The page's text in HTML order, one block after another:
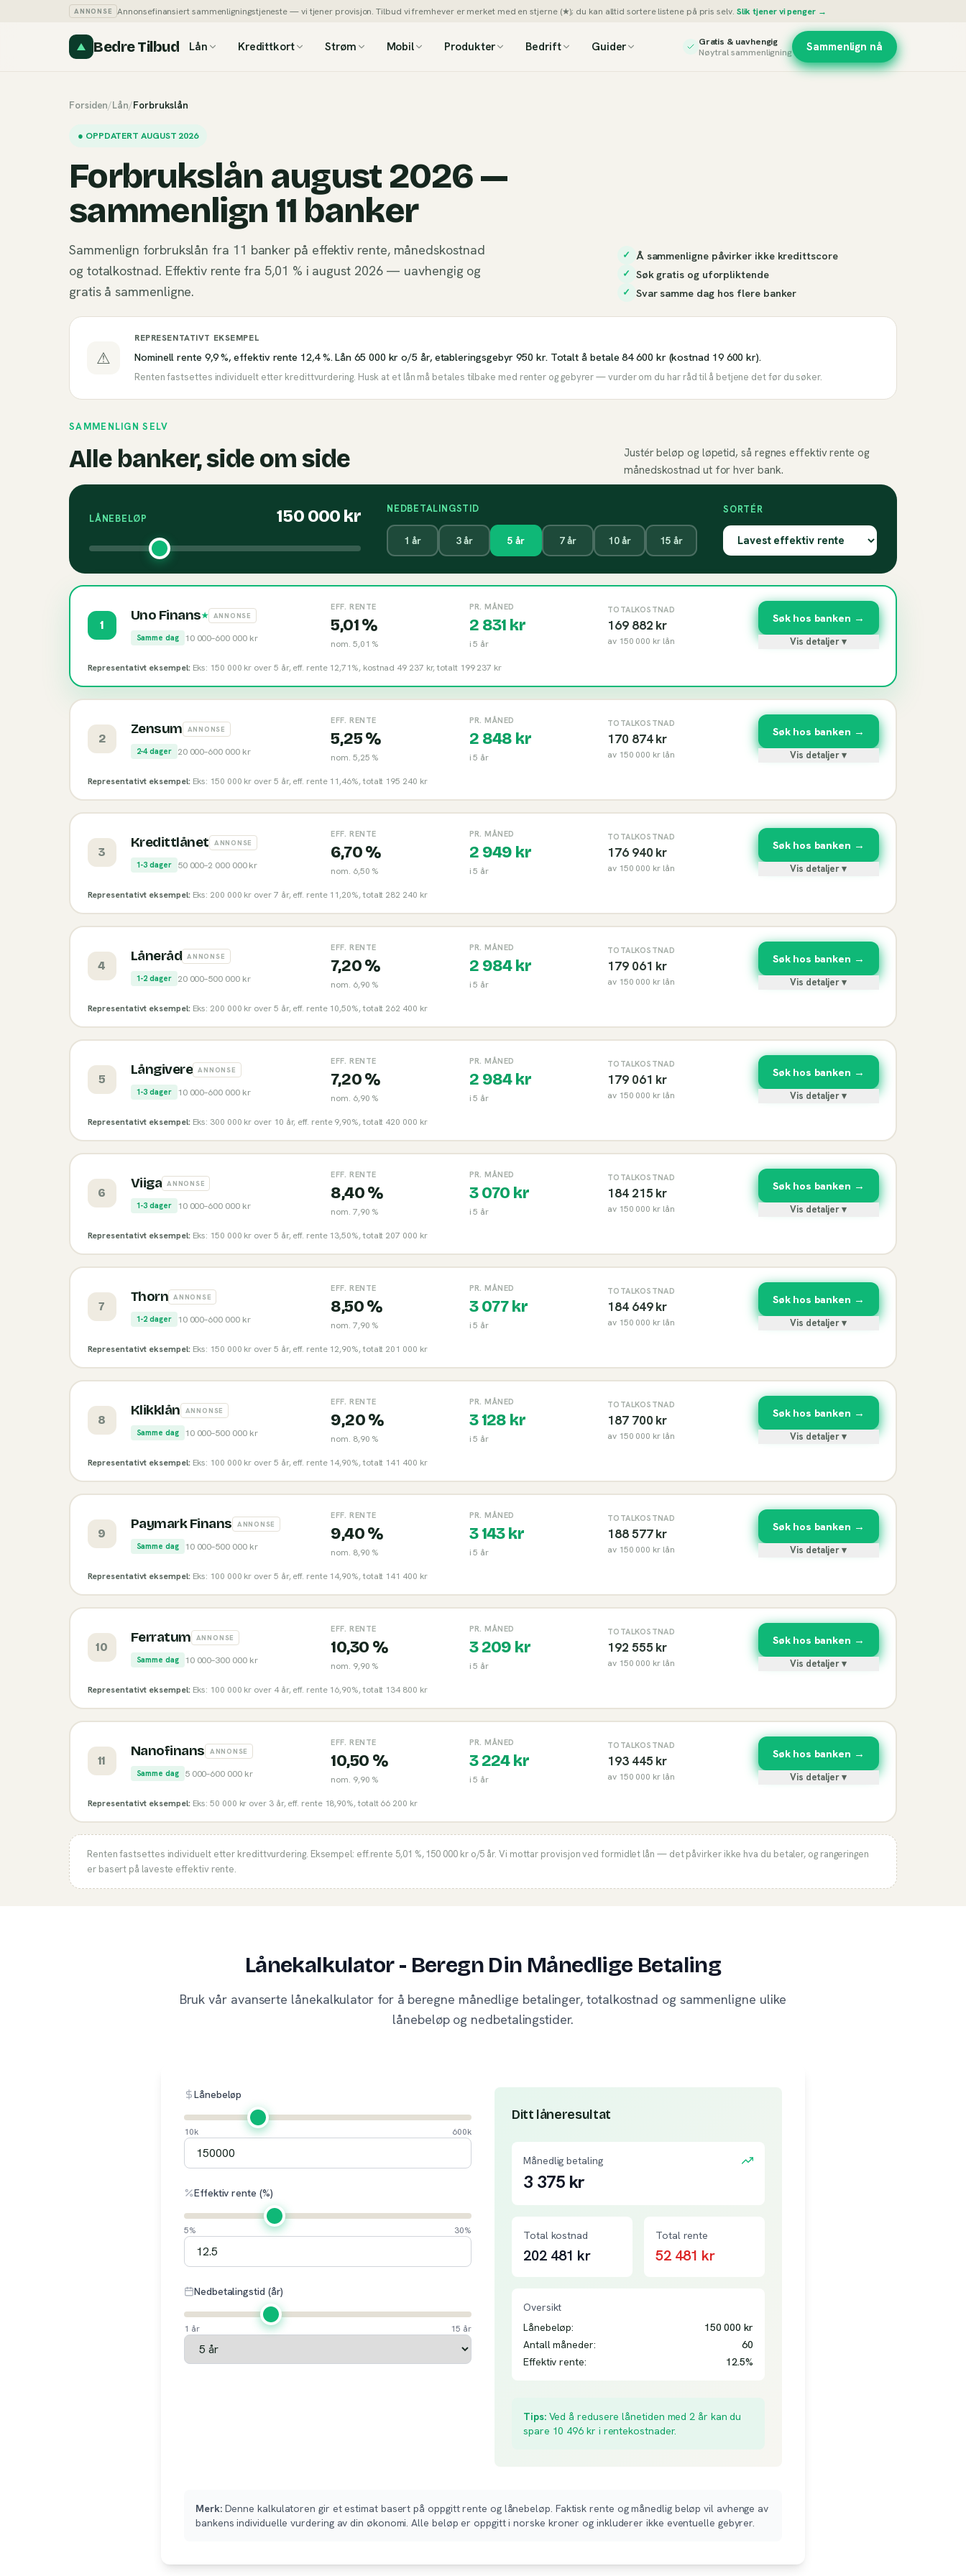
ANNONSE Annonsefinansiert sammenligningstjeneste — vi tjener provisjon. Tilbud vi fremhever er merket med en stjerne (★); du kan alltid sortere listene på pris selv. Slik tjener vi penger →
Bedre Tilbud Lån Kredittkort Strøm Mobil Produkter Bedrift Guider
Gratis & uavhengig
Nøytral sammenligning
Sammenlign nå
Forsiden/Lån/Forbrukslån
● OPPDATERT AUGUST 2026
Forbrukslån august 2026 —
sammenlign 11 banker
Sammenlign forbrukslån fra 11 banker på effektiv rente, månedskostnad
og totalkostnad. Effektiv rente fra 5,01 % i august 2026 — uavhengig og
gratis å sammenligne.
✓ Å sammenligne påvirker ikke kredittscore
✓ Søk gratis og uforpliktende
✓ Svar samme dag hos flere banker
⚠
REPRESENTATIVT EKSEMPEL
Nominell rente 9,9 %, effektiv rente 12,4 %. Lån 65 000 kr o/5 år, etableringsgebyr 950 kr. Totalt å betale 84 600 kr (kostnad 19 600 kr).
Renten fastsettes individuelt etter kredittvurdering. Husk at et lån må betales tilbake med renter og gebyrer — vurder om du har råd til å betjene det før du søker.
SAMMENLIGN SELV
Alle banker, side om side
Justér beløp og løpetid, så regnes effektiv rente og
månedskostnad ut for hver bank.
LÅNEBELØP 150 000 kr NEDBETALINGSTID
1 år 3år 5 år 7år 10år 15 år
SORTÉR
1
Uno Finans★ ANNONSE
Samme dag 10 000–600 000kr
EFF. RENTE
5,01 %
nom. 5,01 %
PR. MÅNED
2 831 kr
i5 år
TOTALKOSTNAD
169 882 kr
av 150 000 kr lån
Søk hos banken →
Vis detaljer ▾
Representativt eksempel: Eks: 150 000 kr over 5 år, eff. rente 12,71%, kostnad 49 237 kr, totalt 199 237 kr
2
Zensum ANNONSE
2-4 dager 20 000–600 000kr
EFF. RENTE
5,25 %
nom. 5,25 %
PR. MÅNED
2 848 kr
i5 år
TOTALKOSTNAD
170 874kr
av 150 000 kr lån
Søk hos banken →
Vis detaljer ▾
Representativt eksempel: Eks: 150 000 kr over 5 år, eff. rente 11,46%, totalt 195 240 kr
3
Kredittlånet ANNONSE
1-3 dager 50 000–2 000 000kr
EFF. RENTE
6,70 %
nom. 6,50 %
PR. MÅNED
2 949 kr
i5 år
TOTALKOSTNAD
176 940 kr
av 150 000 kr lån
Søk hos banken →
Vis detaljer ▾
Representativt eksempel: Eks: 200 000 kr over 7 år, eff. rente 11,20%, totalt 282 240 kr
4
Låneråd ANNONSE
1-2 dager 20 000–500 000kr
EFF. RENTE
7,20 %
nom. 6,90 %
PR. MÅNED
2 984kr
i5 år
TOTALKOSTNAD
179 061 kr
av 150 000 kr lån
Søk hos banken →
Vis detaljer ▾
Representativt eksempel: Eks: 200 000 kr over 5 år, eff. rente 10,50%, totalt 262 400 kr
5
Långivere ANNONSE
1-3 dager 10 000–600 000kr
EFF. RENTE
7,20 %
nom. 6,90 %
PR. MÅNED
2 984kr
i5 år
TOTALKOSTNAD
179 061 kr
av 150 000 kr lån
Søk hos banken →
Vis detaljer ▾
Representativt eksempel: Eks: 300 000 kr over 10 år, eff. rente 9,90%, totalt 420 000 kr
6
Viiga ANNONSE
1-3 dager 10 000–600 000kr
EFF. RENTE
8,40 %
nom. 7,90 %
PR. MÅNED
3 070 kr
i5 år
TOTALKOSTNAD
184 215 kr
av 150 000 kr lån
Søk hos banken →
Vis detaljer ▾
Representativt eksempel: Eks: 150 000 kr over 5 år, eff. rente 13,50%, totalt 207 000 kr
7
Thorn ANNONSE
1-2 dager 10 000–600 000kr
EFF. RENTE
8,50 %
nom. 7,90 %
PR. MÅNED
3 077kr
i5 år
TOTALKOSTNAD
184 649kr
av 150 000 kr lån
Søk hos banken →
Vis detaljer ▾
Representativt eksempel: Eks: 150 000 kr over 5 år, eff. rente 12,90%, totalt 201 000 kr
8
Klikklån ANNONSE
Samme dag 10 000–500 000kr
EFF. RENTE
9,20 %
nom. 8,90 %
PR. MÅNED
3 128 kr
i5 år
TOTALKOSTNAD
187 700 kr
av 150 000 kr lån
Søk hos banken →
Vis detaljer ▾
Representativt eksempel: Eks: 100 000 kr over 5 år, eff. rente 14,90%, totalt 141 400 kr
9
Paymark Finans ANNONSE
Samme dag 10 000–500 000kr
EFF. RENTE
9,40 %
nom. 8,90 %
PR. MÅNED
3 143kr
i5 år
TOTALKOSTNAD
188 577kr
av 150 000 kr lån
Søk hos banken →
Vis detaljer ▾
Representativt eksempel: Eks: 100 000 kr over 5 år, eff. rente 14,90%, totalt 141 400 kr
10
Ferratum ANNONSE
Samme dag 10 000–300 000kr
EFF. RENTE
10,30 %
nom. 9,90 %
PR. MÅNED
3 209 kr
i5 år
TOTALKOSTNAD
192 555 kr
av 150 000 kr lån
Søk hos banken →
Vis detaljer ▾
Representativt eksempel: Eks: 100 000 kr over 4 år, eff. rente 16,90%, totalt 134 800 kr
11
Nanofinans ANNONSE
Samme dag 5 000–600 000kr
EFF. RENTE
10,50 %
nom. 9,90 %
PR. MÅNED
3 224kr
i5 år
TOTALKOSTNAD
193 445 kr
av 150 000 kr lån
Søk hos banken →
Vis detaljer ▾
Representativt eksempel: Eks: 50 000 kr over 3 år, eff. rente 18,90%, totalt 66 200 kr
Renten fastsettes individuelt etter kredittvurdering. Eksempel: eff.rente 5,01 %, 150 000kr o/5 år. Vi mottar provisjon ved formidlet lån — det påvirker ikke hva du betaler, og rangeringen
er basert på laveste effektiv rente.
Lånekalkulator - Beregn Din Månedlige Betaling
Bruk vår avanserte lånekalkulator for å beregne månedlige betalinger, totalkostnad og sammenligne ulike
lånebeløp og nedbetalingstider.
Lånebeløp
10k 600k
Effektiv rente (%)
5% 30%
Nedbetalingstid (år)
1 år 15 år
Ditt låneresultat
Månedlig betaling
3 375kr
Total kostnad
202 481 kr
Total rente
52 481 kr
Oversikt
Lånebeløp:
150 000 kr
Antall måneder:
60
Effektiv rente:
12.5%
Tips:Ved å redusere lånetiden med 2 år kan du
spare 10 496 kr i rentekostnader.
Merk:Denne kalkulatoren gir et estimat basert på oppgitt rente og lånebeløp. Faktisk rente og månedlig beløp vil avhenge av
bankens individuelle vurdering av din økonomi. Alle beløp er oppgitt i norske kroner og inkluderer ikke eventuelle gebyrer.